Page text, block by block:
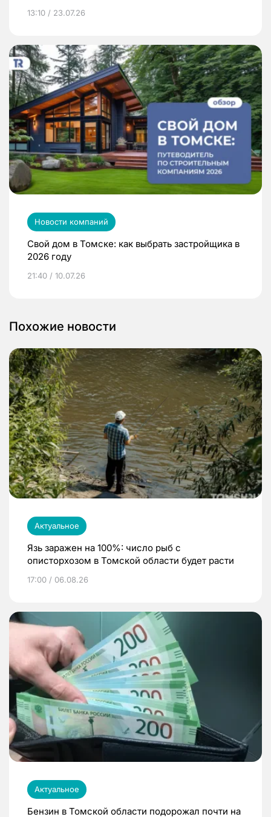
13:10 / 23.07.26
Новости компаний
Свой дом в Томске: как выбрать застройщика в
2026 году
21:40 / 10.07.26
Похожие новости
Актуальное
Язь заражен на 100%: число рыб с
описторхозом в Томской области будет расти
17:00 / 06.08.26
Актуальное
Бензин в Томской области подорожал почти на